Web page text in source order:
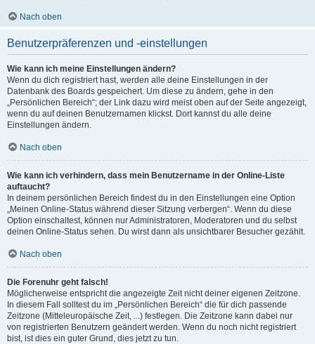
Nach oben
Benutzerpräferenzen und -einstellungen
Wie kann ich meine Einstellungen ändern?
Wenn du dich registriert hast, werden alle deine Einstellungen in der
Datenbank des Boards gespeichert. Um diese zu ändern, gehe in den
„Persönlichen Bereich“; der Link dazu wird meist oben auf der Seite angezeigt,
wenn du auf deinen Benutzernamen klickst. Dort kannst du alle deine
Einstellungen ändern.
Nach oben
Wie kann ich verhindern, dass mein Benutzername in der Online-Liste
auftaucht?
In deinem persönlichen Bereich findest du in den Einstellungen eine Option
„Meinen Online-Status während dieser Sitzung verbergen“. Wenn du diese
Option einschaltest, können nur Administratoren, Moderatoren und du selbst
deinen Online-Status sehen. Du wirst dann als unsichtbarer Besucher gezählt.
Nach oben
Die Forenuhr geht falsch!
Möglicherweise entspricht die angezeigte Zeit nicht deiner eigenen Zeitzone.
In diesem Fall solltest du im „Persönlichen Bereich“ die für dich passende
Zeitzone (Mitteleuropäische Zeit, ...) festlegen. Die Zeitzone kann dabei nur
von registrierten Benutzern geändert werden. Wenn du noch nicht registriert
bist, ist dies ein guter Grund, dies jetzt zu tun.